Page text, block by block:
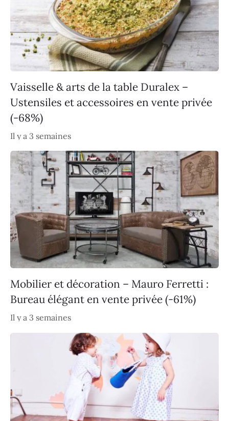
Vaisselle & arts de la table Duralex –
Ustensiles et accessoires en vente privée
(-68%)
Il y a 3 semaines
Mobilier et décoration – Mauro Ferretti :
Bureau élégant en vente privée (-61%)
Il y a 3 semaines